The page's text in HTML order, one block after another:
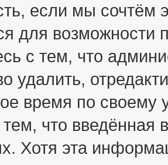
если мы
для возможности
с тем, что
удалить,
время по своему
что
Хотя эта